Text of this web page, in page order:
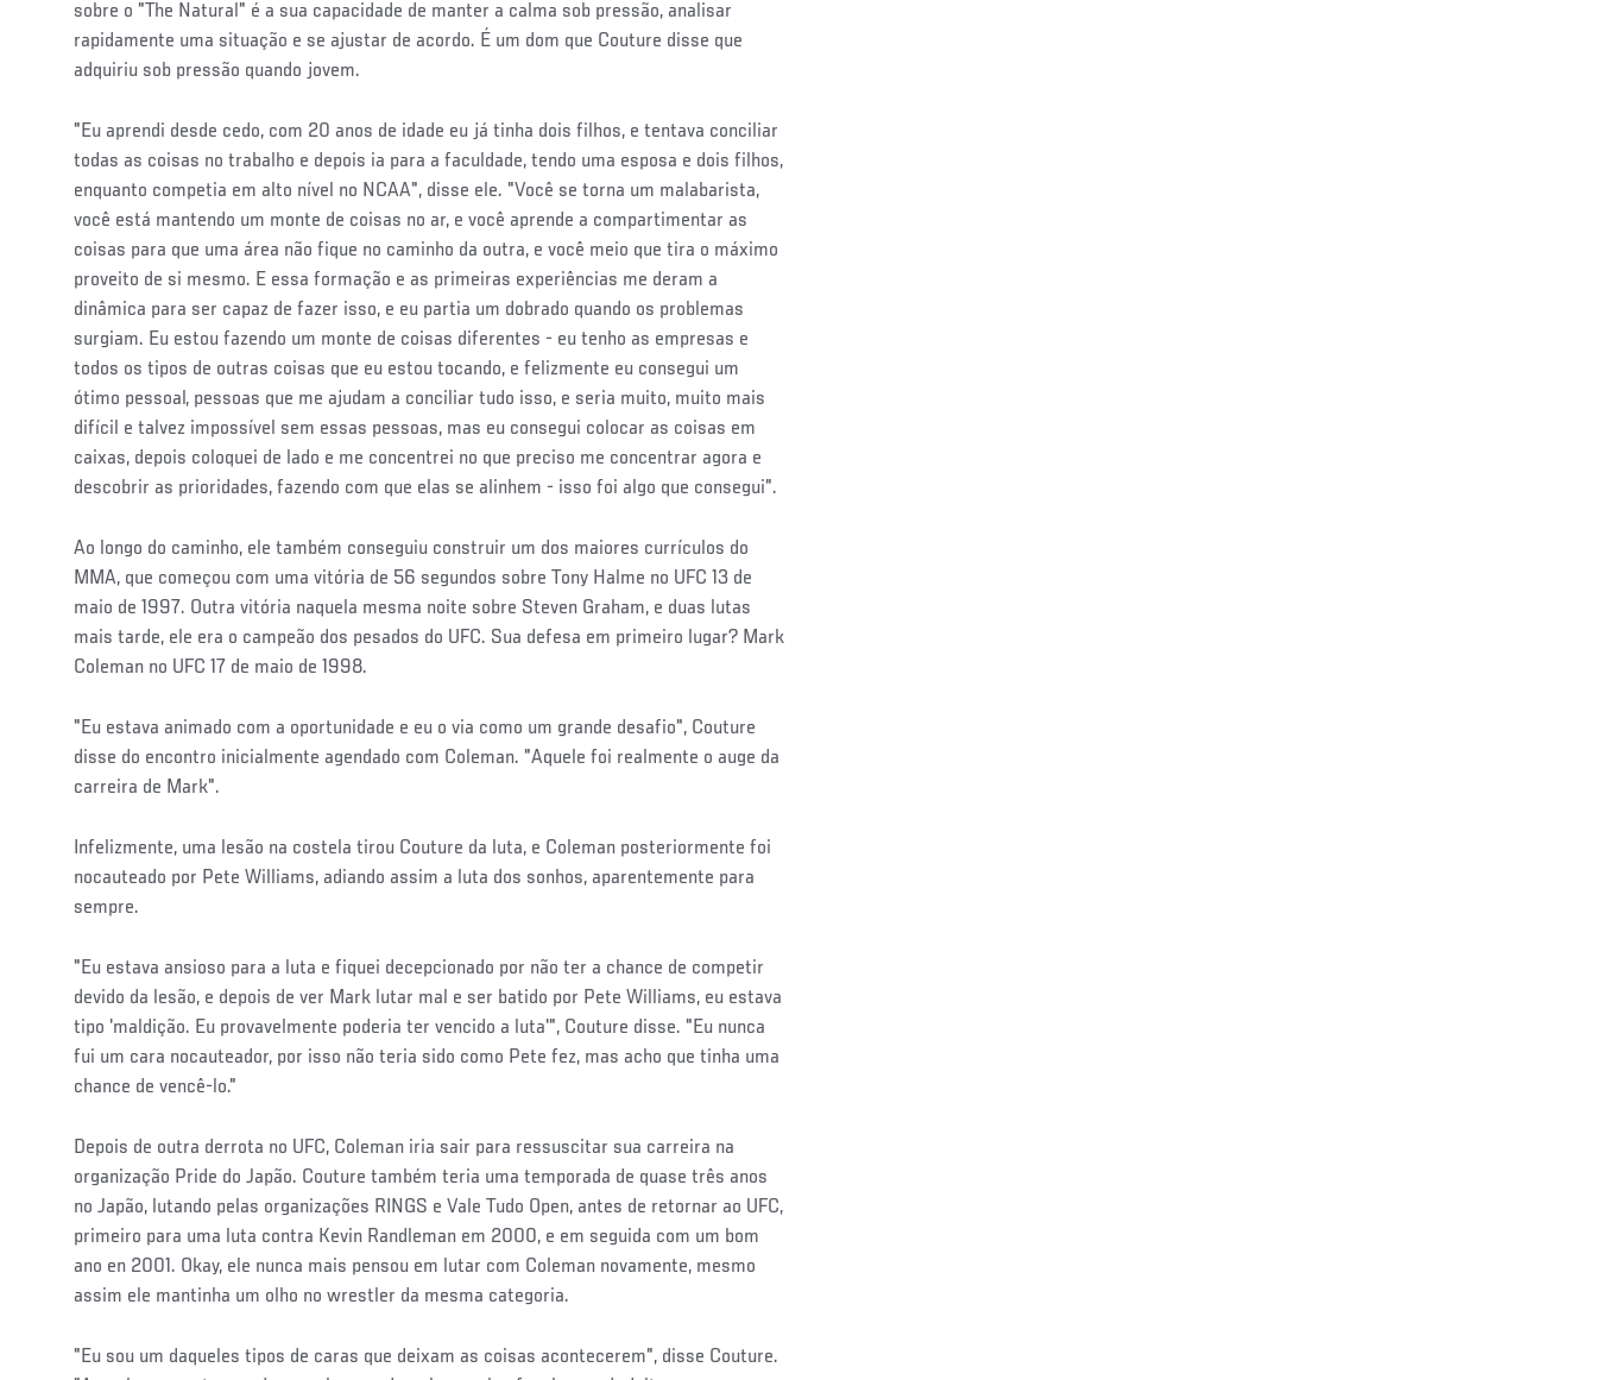
sobre o "The Natural" é a sua capacidade de manter a calma sob pressão, analisar
rapidamente uma situação e se ajustar de acordo. É um dom que Couture disse que
adquiriu sob pressão quando jovem.
"Eu aprendi desde cedo, com 20 anos de idade eu já tinha dois filhos, e tentava conciliar
todas as coisas no trabalho e depois ia para a faculdade, tendo uma esposa e dois filhos,
enquanto competia em alto nível no NCAA", disse ele. "Você se torna um malabarista,
você está mantendo um monte de coisas no ar, e você aprende a compartimentar as
coisas para que uma área não fique no caminho da outra, e você meio que tira o máximo
proveito de si mesmo. E essa formação e as primeiras experiências me deram a
dinâmica para ser capaz de fazer isso, e eu partia um dobrado quando os problemas
surgiam. Eu estou fazendo um monte de coisas diferentes - eu tenho as empresas e
todos os tipos de outras coisas que eu estou tocando, e felizmente eu consegui um
ótimo pessoal, pessoas que me ajudam a conciliar tudo isso, e seria muito, muito mais
difícil e talvez impossível sem essas pessoas, mas eu consegui colocar as coisas em
caixas, depois coloquei de lado e me concentrei no que preciso me concentrar agora e
descobrir as prioridades, fazendo com que elas se alinhem - isso foi algo que consegui".
Ao longo do caminho, ele também conseguiu construir um dos maiores currículos do
MMA, que começou com uma vitória de 56 segundos sobre Tony Halme no UFC 13 de
maio de 1997. Outra vitória naquela mesma noite sobre Steven Graham, e duas lutas
mais tarde, ele era o campeão dos pesados do UFC. Sua defesa em primeiro lugar? Mark
Coleman no UFC 17 de maio de 1998.
"Eu estava animado com a oportunidade e eu o via como um grande desafio", Couture
disse do encontro inicialmente agendado com Coleman. "Aquele foi realmente o auge da
carreira de Mark".
Infelizmente, uma lesão na costela tirou Couture da luta, e Coleman posteriormente foi
nocauteado por Pete Williams, adiando assim a luta dos sonhos, aparentemente para
sempre.
"Eu estava ansioso para a luta e fiquei decepcionado por não ter a chance de competir
devido da lesão, e depois de ver Mark lutar mal e ser batido por Pete Williams, eu estava
tipo 'maldição. Eu provavelmente poderia ter vencido a luta'", Couture disse. "Eu nunca
fui um cara nocauteador, por isso não teria sido como Pete fez, mas acho que tinha uma
chance de vencê-lo."
Depois de outra derrota no UFC, Coleman iria sair para ressuscitar sua carreira na
organização Pride do Japão. Couture também teria uma temporada de quase três anos
no Japão, lutando pelas organizações RINGS e Vale Tudo Open, antes de retornar ao UFC,
primeiro para uma luta contra Kevin Randleman em 2000, e em seguida com um bom
ano en 2001. Okay, ele nunca mais pensou em lutar com Coleman novamente, mesmo
assim ele mantinha um olho no wrestler da mesma categoria.
"Eu sou um daqueles tipos de caras que deixam as coisas acontecerem", disse Couture.